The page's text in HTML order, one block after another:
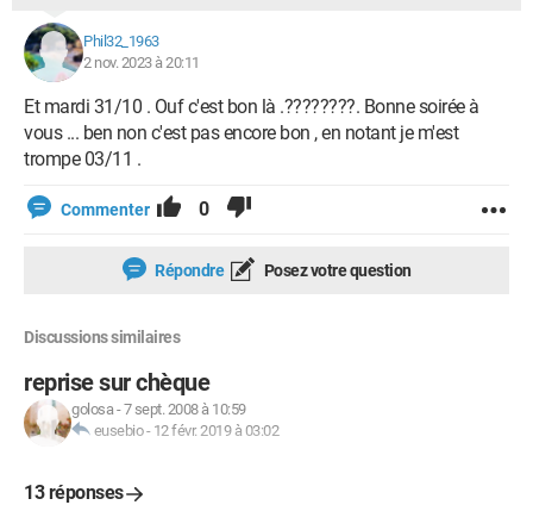
Phil32_1963
2 nov. 2023 à 20:11
Et mardi 31/10 . Ouf c'est bon là .????????. Bonne soirée à
vous ... ben non c'est pas encore bon , en notant je m'est
trompe 03/11 .
Commenter 0
Répondre Posez votre question
Discussions similaires
reprise sur chèque
golosa-7 sept. 2008 à 10:59
eusebio- 12 févr. 2019 à 03:02
13 réponses